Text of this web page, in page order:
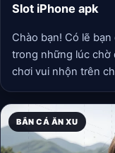
Slot iPhone apk
Chào bạn! Có lẽ
trong những lúc chờ
chơi vui nhộn trên
cũng vậy, và tôi
nhiều người quan
rõ một chút về điều
về trải nghiệm các
BẮN CÁ ĂN XU